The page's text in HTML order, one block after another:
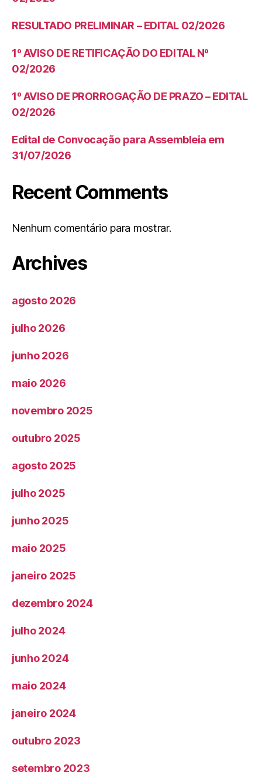
RESULTADO PRELIMINAR – EDITAL 02/2026
1º AVISO DE RETIFICAÇÃO DO EDITAL Nº
02/2026
1º AVISO DE PRORROGAÇÃO DE PRAZO – EDITAL
02/2026
Edital de Convocação para Assembleia em
31/07/2026
Recent Comments
Nenhum comentário para mostrar.
Archives
agosto 2026
julho 2026
junho 2026
maio 2026
novembro 2025
outubro 2025
agosto 2025
julho 2025
junho 2025
maio 2025
janeiro 2025
dezembro 2024
julho 2024
junho 2024
maio 2024
janeiro 2024
outubro 2023
setembro 2023